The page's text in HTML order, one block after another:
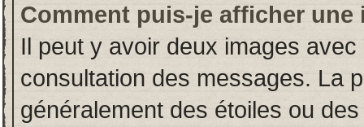
Comment puis-je afficher une
Il peut y avoir deux images
consultation des messages. La
généralement des étoiles ou